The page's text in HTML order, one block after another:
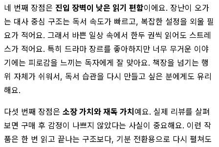
네 번째 장점은 진입 장벽이 낮은 읽기 편함이에요. 장난이 오가
는 대사 중심 구조는 독서 속도가 빠르고, 복잡한 설정을 외울 필
요가 적어요. 그래서 바쁜 일상 속에서 한두 권씩 읽어도 스트레
스가 적어요. 특히 드라마 장르를 좋아하지만 너무 무거운 이야
기에는 피로감을 느끼는 독자에게 잘 맞아요. 책장을 넘기는 행
위 자체가 쉬워서, 독서 습관을 다시 만들고 싶은 분에게도 유리
해요.
다섯 번째 장점은 소장 가치와 재독 가치예요. 실제 리뷰를 살펴
보면 구매 후 감정이 나쁘지 않았다는 사실이 중요해요. 이런 작
품은 한 번 읽고 끝나는 구조보다, 기분 전환용으로 다시 펼쳐도